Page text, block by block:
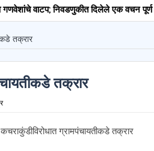
वाटप; निवडणुकीत दिलेले एक वचन पूर्ण केले –
तक्रार
तक्रार